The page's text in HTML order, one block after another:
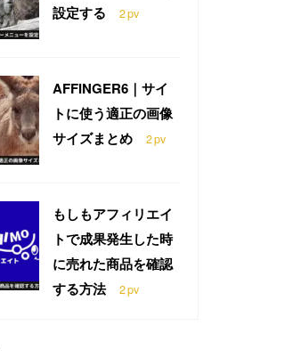
設定する
2pv
AFFINGER6｜サイ
トに使う適正の画像
サイズまとめ
2pv
もしもアフィリエイ
トで成果発生した時
に売れた商品を確認
する方法
2pv